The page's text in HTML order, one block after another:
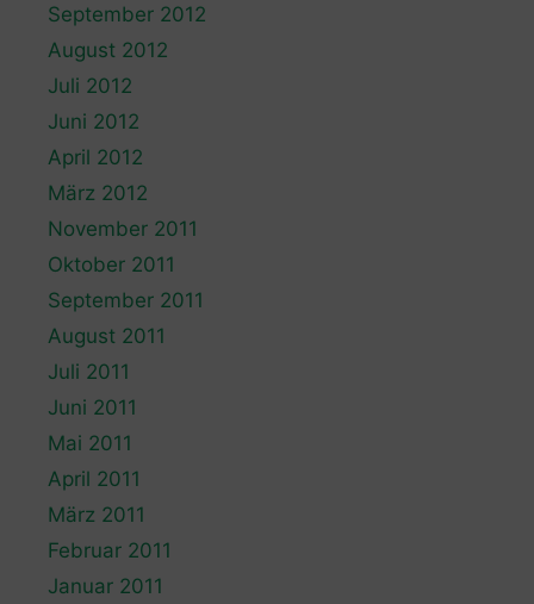
September 2012
August 2012
Juli 2012
Juni 2012
April 2012
März 2012
November 2011
Oktober 2011
September 2011
August 2011
Juli 2011
Juni 2011
Mai 2011
April 2011
März 2011
Februar 2011
Januar 2011